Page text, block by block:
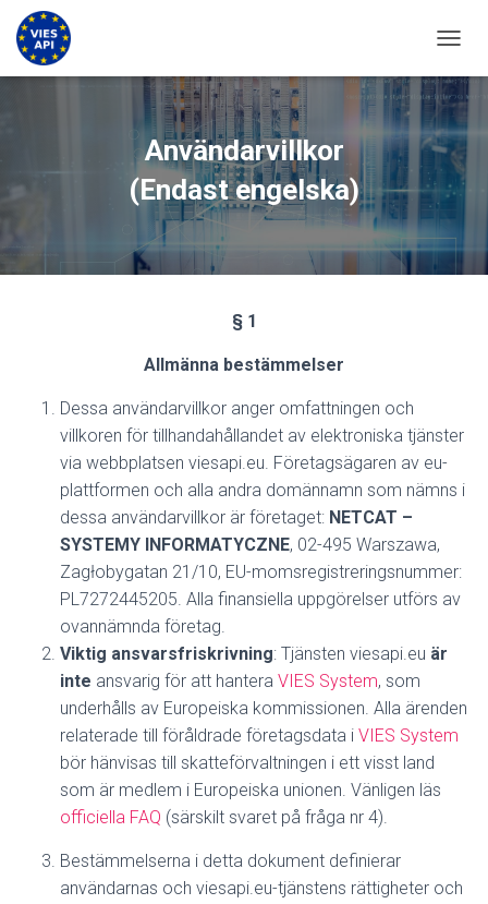
Användarvillkor
(Endast engelska)
§ 1
Allmänna bestämmelser
Dessa användarvillkor anger omfattningen och
villkoren för tillhandahållandet av elektroniska tjänster
via webbplatsen viesapi.eu. Företagsägaren av eu-
plattformen och alla andra domännamn som nämns i
dessa användarvillkor är företaget: NETCAT –
SYSTEMY INFORMATYCZNE, 02-495 Warszawa,
Zagłobygatan 21/10, EU-momsregistreringsnummer:
PL7272445205. Alla finansiella uppgörelser utförs av
ovannämnda företag.
Viktig ansvarsfriskrivning: Tjänsten viesapi.eu är
inte ansvarig för att hantera VIES System, som
underhålls av Europeiska kommissionen. Alla ärenden
relaterade till föråldrade företagsdata i VIES System
bör hänvisas till skatteförvaltningen i ett visst land
som är medlem i Europeiska unionen. Vänligen läs
officiella FAQ (särskilt svaret på fråga nr 4).
Bestämmelserna i detta dokument definierar
användarnas och viesapi.eu-tjänstens rättigheter och